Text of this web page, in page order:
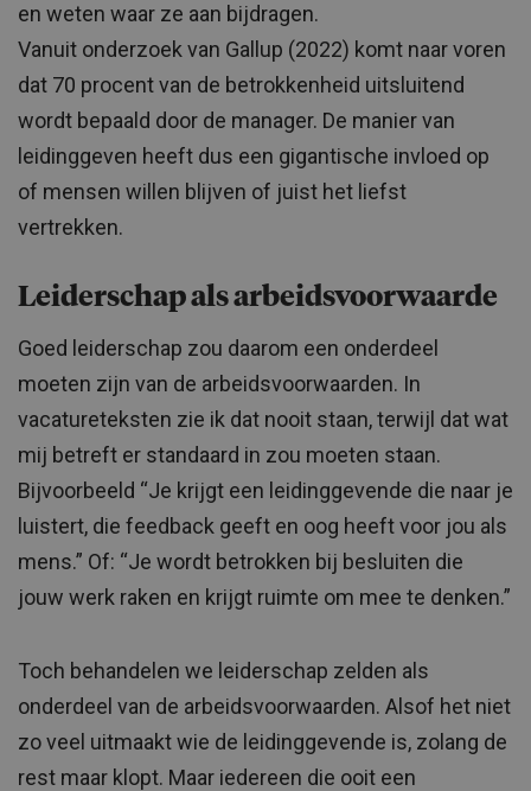
en weten waar ze aan bijdragen.
Vanuit onderzoek van Gallup (2022) komt naar voren
dat 70 procent van de betrokkenheid uitsluitend
wordt bepaald door de manager. De manier van
leidinggeven heeft dus een gigantische invloed op
of mensen willen blijven of juist het liefst
vertrekken.
Leiderschap als arbeidsvoorwaarde
Goed leiderschap zou daarom een onderdeel
moeten zijn van de arbeidsvoorwaarden. In
vacatureteksten zie ik dat nooit staan, terwijl dat wat
mij betreft er standaard in zou moeten staan.
Bijvoorbeeld “Je krijgt een leidinggevende die naar je
luistert, die feedback geeft en oog heeft voor jou als
mens.” Of: “Je wordt betrokken bij besluiten die
jouw werk raken en krijgt ruimte om mee te denken.”
Toch behandelen we leiderschap zelden als
onderdeel van de arbeidsvoorwaarden. Alsof het niet
zo veel uitmaakt wie de leidinggevende is, zolang de
rest maar klopt. Maar iedereen die ooit een